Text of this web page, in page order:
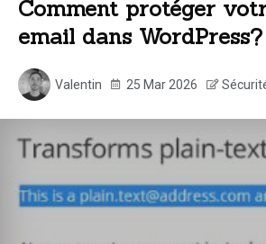
Comment protéger
email dans WordPress?
Valentin 25 Mar 2026